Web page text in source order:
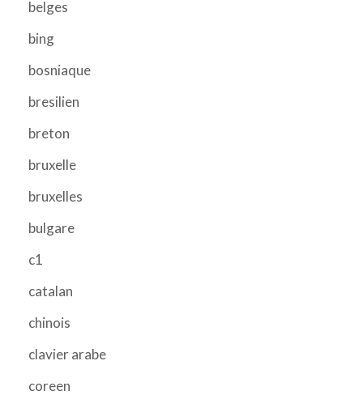
belges
bing
bosniaque
bresilien
breton
bruxelle
bruxelles
bulgare
c1
catalan
chinois
clavier arabe
coreen